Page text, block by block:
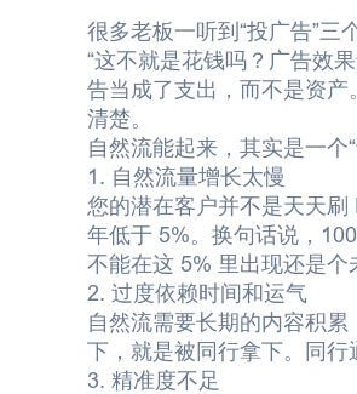
很多老板一听到“投广告”三
“这不就是花钱吗？广告效
告当成了支出，而不是资
清楚。
自然流能起来，其实是一个
1. 自然流量增长太慢
您的潜在客户并不是天天
年低于 5%。换句话说，
不能在这 5% 里出现还是个
2. 过度依赖时间和运气
自然流需要长期的内容积
下，就是被同行拿下。同行
3. 精准度不足